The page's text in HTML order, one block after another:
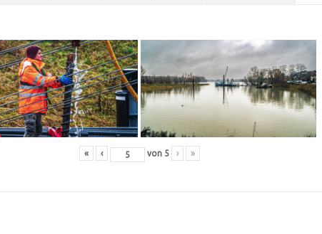
« ‹ von 5 › »